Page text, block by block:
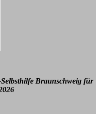
Braunschweig für